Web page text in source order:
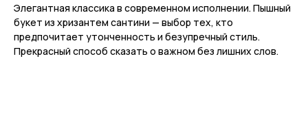
Элегантная классика в современном исполнении. Пышный
букет из хризантем сантини — выбор тех, кто
предпочитает утонченность и безупречный стиль.
Прекрасный способ сказать о важном без лишних слов.